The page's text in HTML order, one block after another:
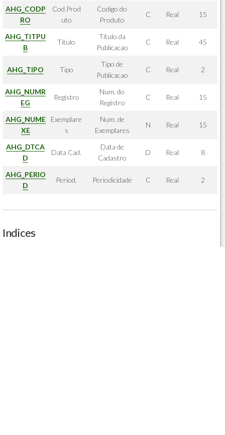
AHG_CODP
RO
Cod.Prod
uto
Codigo do
Produto
C Real 15
AHG_TITPU
B
Titulo
Titulo da
Publicacao
C Real 45
AHG_TIPO Tipo
Tipo de
Publicacao
C Real 2
AHG_NUMR
EG
Registro
Num. do
Registro
C Real 15
AHG_NUME
XE
Exemplare
s
Num. de
Exemplares
N Real 15
AHG_DTCA
D
Data Cad.
Data de
Cadastro
D Real 8
AHG_PERIO
D
Period. Periodicidade C Real 2
Indices